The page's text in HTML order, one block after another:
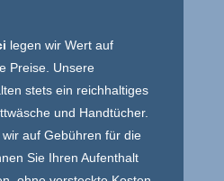
legen wir Wert auf
Preise. Unsere
stets ein reichhaltiges
und Handtücher.
auf Gebühren für die
Sie Ihren Aufenthalt